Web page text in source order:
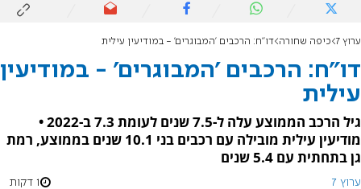
ערוץ 7 כיפה שחורה דו"ח: הרכבים 'המבוגרים' - במודיעין עילית
דו"ח: הרכבים 'המבוגרים' - במודיעין
עילית
גיל הרכב הממוצע עלה ל-7.5 שנים לעומת 7.3 ב-2022 •
מודיעין עילית מובילה עם רכבים בני 10.1 שנים בממוצע, רמת
גן בתחתית עם 5.4 שנים
ערוץ 7 1 דקות